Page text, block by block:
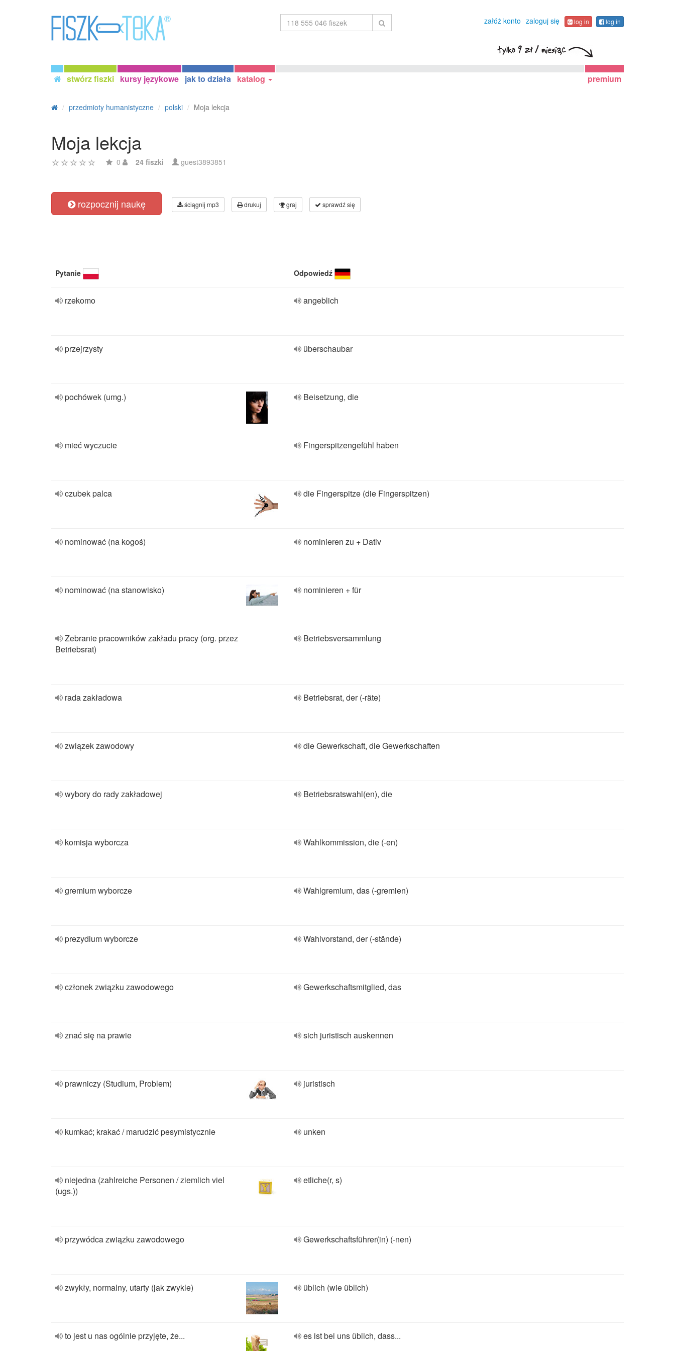
załóż konto zaloguj się log in log in
stwórz fiszki kursy językowe jak to działa katalog premium
przedmioty humanistyczne polski Moja lekcja
Moja lekcja
0 24 fiszki guest3893851
rozpocznij naukę ściągnij mp3 drukuj graj sprawdź się
Pytanie Odpowiedź
rzekomo angeblich
przejrzysty überschaubar
pochówek (umg.) Beisetzung, die
mieć wyczucie Fingerspitzengefühl haben
czubek palca die Fingerspitze (die Fingerspitzen)
nominować (na kogoś) nominieren zu + Dativ
nominować (na stanowisko) nominieren + für
Zebranie pracowników zakładu pracy (org. przez
Betriebsrat)
Betriebsversammlung
rada zakładowa Betriebsrat, der (-räte)
związek zawodowy die Gewerkschaft, die Gewerkschaften
wybory do rady zakładowej Betriebsratswahl(en), die
komisja wyborcza Wahlkommission, die (-en)
gremium wyborcze Wahlgremium, das (-gremien)
prezydium wyborcze Wahlvorstand, der (-stände)
członek związku zawodowego Gewerkschaftsmitglied, das
znać się na prawie sich juristisch auskennen
prawniczy (Studium, Problem) juristisch
kumkać; krakać / marudzić pesymistycznie unken
niejedna (zahlreiche Personen / ziemlich viel
(ugs.))
etliche(r, s)
przywódca związku zawodowego Gewerkschaftsführer(in) (-nen)
zwykły, normalny, utarty (jak zwykle) üblich (wie üblich)
to jest u nas ogólnie przyjęte, że... es ist bei uns üblich, dass...